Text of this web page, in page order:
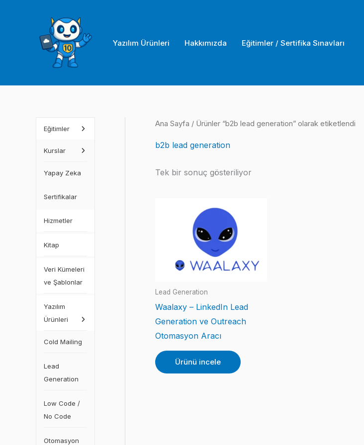
Yazılım Ürünleri Hakkımızda Eğitimler / Sertifika Sınavları
Eğitimler
Kurslar
Yapay Zeka
Sertifikalar
Hizmetler
Kitap
Veri Kümeleri
ve Şablonlar
Yazılım
Ürünleri
Cold Mailing
Lead
Generation
Low Code /
No Code
Otomasyon
Ana Sayfa / Ürünler “b2b lead generation” olarak etiketlendi
b2b lead generation
Tek bir sonuç gösteriliyor
Lead Generation
Waalaxy – LinkedIn Lead
Generation ve Outreach
Otomasyon Aracı
Ürünü incele